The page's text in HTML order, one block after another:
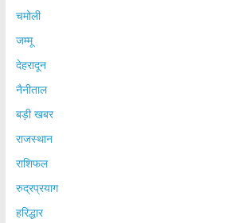
चमोली
जम्मू
देहरादून
नैनीताल
बड़ी खबर
राजस्थान
राशिफल
रुद्रप्रयाग
हरिद्धार